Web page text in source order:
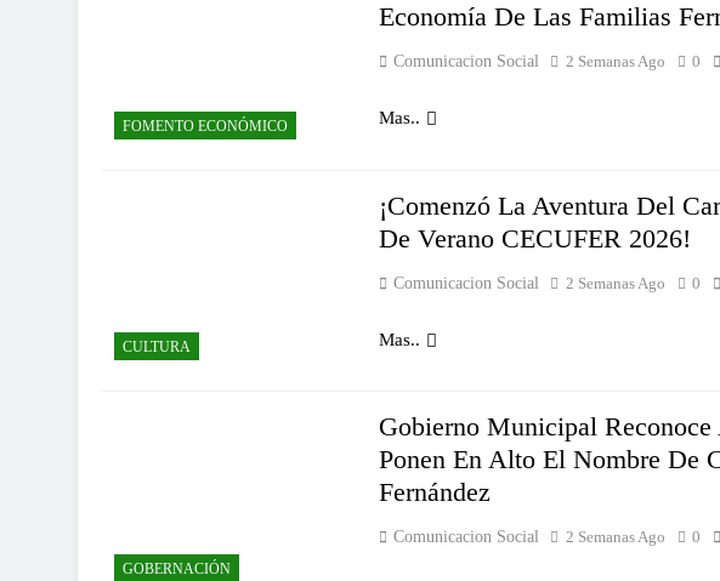
FOMENTO ECONÓMICO
Economía De Las Familias
Comunicacion Social 2 Semanas Ago 0
Mas..
CULTURA
¡Comenzó La Aventura Del
De Verano CECUFER 2026!
Comunicacion Social 2 Semanas Ago 0
Mas..
GOBERNACIÓN
Gobierno Municipal Reconoce
Ponen En Alto El Nombre De
Fernández
Comunicacion Social 2 Semanas Ago 0